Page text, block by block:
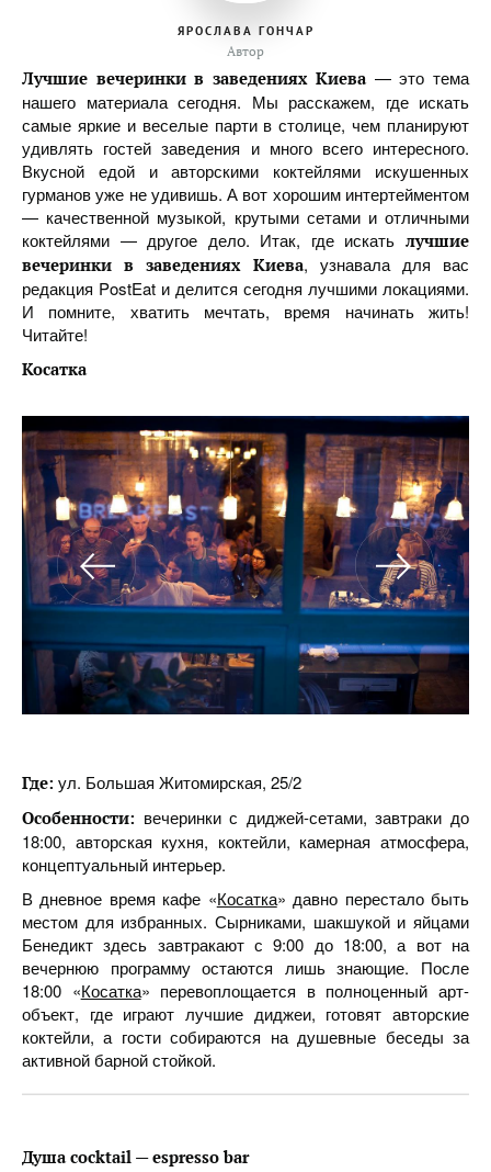
ЯРОСЛАВА ГОНЧАР
Автор
Лучшие вечеринки в заведениях Киева — это тема
нашего материала сегодня. Мы расскажем, где искать
самые яркие и веселые парти в столице, чем планируют
удивлять гостей заведения и много всего интересного.
Вкусной едой и авторскими коктейлями искушенных
гурманов уже не удивишь. А вот хорошим интертейментом
— качественной музыкой, крутыми сетами и отличными
коктейлями — другое дело. Итак, где искать лучшие
вечеринки в заведениях Киева, узнавала для вас
редакция PostEat и делится сегодня лучшими локациями.
И помните, хватить мечтать, время начинать жить!
Читайте!
Косатка
Где: ул. Большая Житомирская, 25/2
Особенности: вечеринки с диджей-сетами, завтраки до
18:00, авторская кухня, коктейли, камерная атмосфера,
концептуальный интерьер.
В дневное время кафе «Косатка» давно перестало быть
местом для избранных. Сырниками, шакшукой и яйцами
Бенедикт здесь завтракают с 9:00 до 18:00, а вот на
вечернюю программу остаются лишь знающие. После
18:00 «Косатка» перевоплощается в полноценный арт-
объект, где играют лучшие диджеи, готовят авторские
коктейли, а гости собираются на душевные беседы за
активной барной стойкой.
Душа cocktail — espresso bar